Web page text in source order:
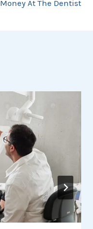
Money At The Dentist